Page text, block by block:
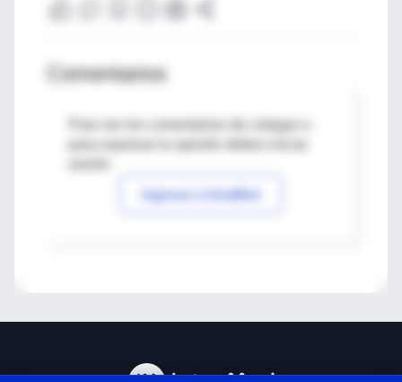
Comentarios
Para ver los comentarios de colegas o
Ingresar a IntraMed